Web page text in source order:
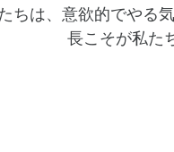
ちは、意欲的でやる
長こそが私た